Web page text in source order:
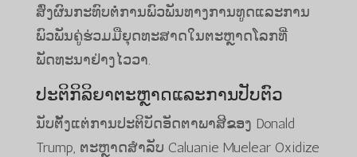
ສົ່ງຜົນກະທົບຕໍ່ການພົວພັນທາງການທູດແລະການ
ພົວພັນຄູ່ຮ່ວມມືຍຸດທະສາດໃນຕະຫຼາດໂລກທີ່
ພັດທະນາຢ່າງໄວວາ.
ປະຕິກິລິຍາຕະຫຼາດແລະການປັບຕົວ
ນັບຕັ້ງແຕ່ການປະຕິບັດອັດຕາພາສີຂອງ Donald
Trump, ຕະຫຼາດສໍາລັບ Caluanie Muelear Oxidize